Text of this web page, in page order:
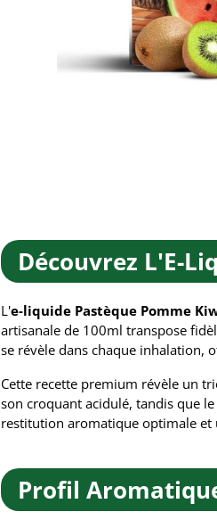
Découvrez L'E-
L'e-liquide Pastèque Pomme
artisanale de 100ml transpose
se révèle dans chaque inhalation,
Cette recette premium révèle un
son croquant acidulé, tandis que
restitution aromatique optimale et
Profil